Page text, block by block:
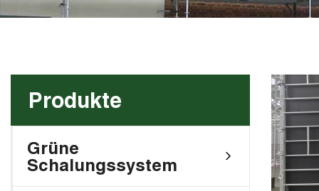
Produkte
Grüne
Schalungssystem